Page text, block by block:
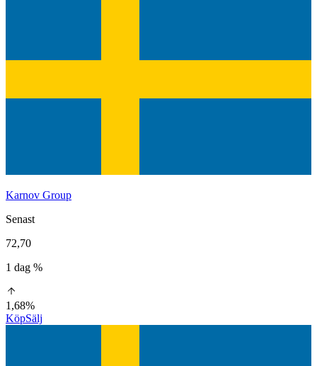
Karnov Group
Senast
72,70
1 dag %
1,68%
KöpSälj